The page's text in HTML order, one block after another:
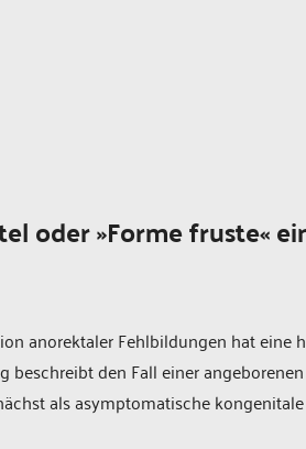
oder »Forme fruste«
anorektaler Fehlbildungen hat eine
beschreibt den Fall einer
als asymptomatische